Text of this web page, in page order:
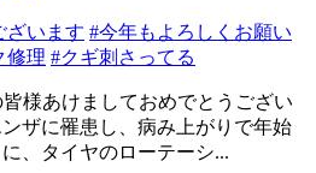
ざいます #今年もよろしくお願い
修理 #クギ刺さってる
様あけましておめでとうござい
ザに罹患し、病み上がりで年始
、タイヤのローテーシ...